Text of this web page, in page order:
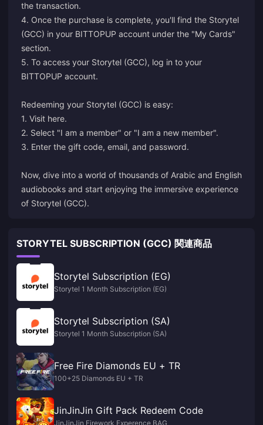
the transaction.
4. Once the purchase is complete, you'll find the Storytel
(GCC) in your BITTOPUP account under the "My Cards"
section.
5. To access your Storytel (GCC), log in to your
BITTOPUP account.
Redeeming your Storytel (GCC) is easy:
1. Visit here.
2. Select "I am a member" or "I am a new member".
3. Enter the gift code, email, and password.
Now, dive into a world of thousands of Arabic and English
audiobooks and start enjoying the immersive experience
of Storytel (GCC).
STORYTEL SUBSCRIPTION (GCC) 関連商品
Storytel Subscription (EG)
Storytel 1 Month Subscription (EG)
Storytel Subscription (SA)
Storytel 1 Month Subscription (SA)
Free Fire Diamonds EU + TR
100+25 Diamonds EU + TR
JinJinJin Gift Pack Redeem Code
JinJinJin Firework Experence BAG